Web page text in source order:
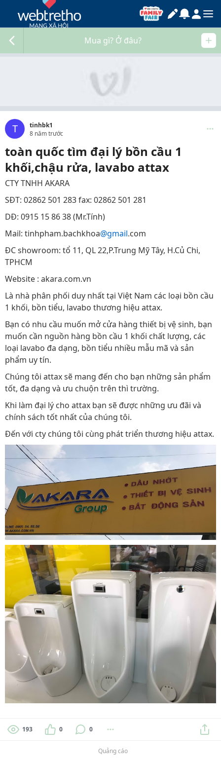
Mua gì? Ở đâu?
T
tinhbk1
8 năm trước
toàn quốc tìm đại lý bồn cầu 1
khối,chậu rửa, lavabo attax
CTY TNHH AKARA
SĐT: 02862 501 283 fax: 02862 501 281
DĐ: 0915 15 86 38 (Mr.Tính)
Mail: tinhpham.bachkhoa@gmail.com
ĐC showroom: tổ 11, QL 22,P.Trung Mỹ Tây, H.Củ Chi,
TPHCM
Website : akara.com.vn
Là nhà phân phối duy nhất tại Việt Nam các loại bồn cầu
1 khối, bồn tiểu, lavabo thương hiệu attax.
Bạn có nhu cầu muốn mở cửa hàng thiết bị vệ sinh, bạn
muốn cần nguồn hàng bồn cầu 1 khối chất lượng, các
loại lavabo đa dạng, bồn tiểu nhiều mẫu mã và sản
phẩm uy tín.
Chúng tôi attax sẽ mang đến cho bạn những sản phẩm
tốt, đa dạng và ưu chuộn trên thì trường.
Khi làm đại lý cho attax bạn sẽ được những ưu đãi và
chính sách tốt nhất của chúng tôi.
Đến với cty chúng tôi cùng phát triển thương hiệu attax.
193 0 0
Quảng cáo